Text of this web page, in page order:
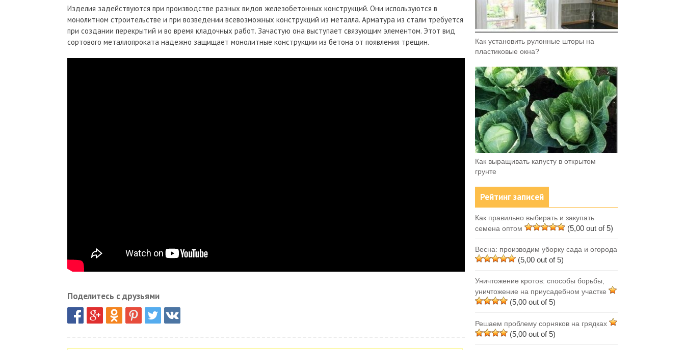
Изделия задействуются при производстве разных видов железобетонных конструкций. Они используются в
монолитном строительстве и при возведении всевозможных конструкций из металла. Арматура из стали требуется
при создании перекрытий и во время кладочных работ. Зачастую она выступает связующим элементом. Этот вид
сортового металлопроката надежно защищает монолитные конструкции из бетона от появления трещин.
Поделитесь с друзьями
Как установить рулонные шторы на
пластиковые окна?
Как выращивать капусту в открытом
грунте
Рейтинг записей
Как правильно выбирать и закупать
семена оптом
(5,00 out of 5)
Весна: производим уборку сада и огорода
(5,00 out of 5)
Уничтожение кротов: способы борьбы,
уничтожение на приусадебном участке
(5,00 out of 5)
Решаем проблему сорняков на грядках
(5,00 out of 5)